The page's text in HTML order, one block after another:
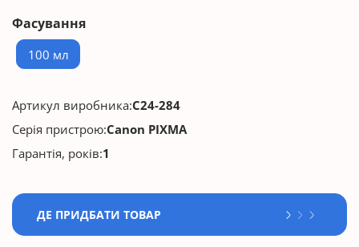
Фасування
100 мл
Артикул виробника:C24-284
Серія пристрою:Canon PIXMA
Гарантія, років:1
ДЕ ПРИДБАТИ ТОВАР